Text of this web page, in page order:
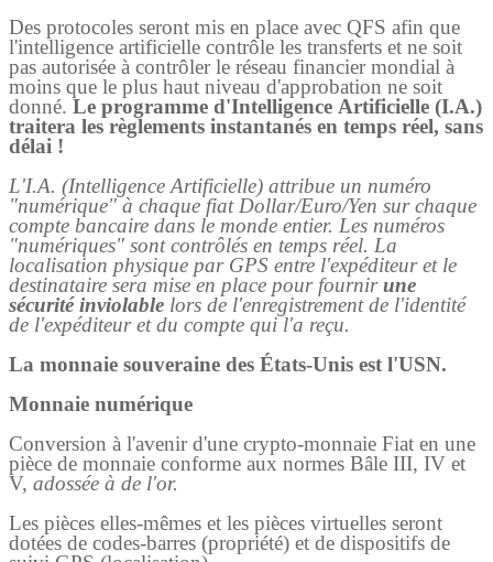
Des protocoles seront mis en place avec QFS afin que
l'intelligence artificielle contrôle les transferts et ne soit
pas autorisée à contrôler le réseau financier mondial à
moins que le plus haut niveau d'approbation ne soit
donné.Le programme d'Intelligence Artificielle (I.A.)
traitera les règlements instantanés en temps réel, sans
délai !
L'I.A. (Intelligence Artificielle) attribue un numéro
"numérique" à chaque fiat Dollar/Euro/Yen sur chaque
compte bancaire dans le monde entier. Les numéros
"numériques" sont contrôlés en temps réel. La
localisation physique par GPS entre l'expéditeur et le
destinataire sera mise en place pour fournirune
sécurité inviolable lors de l'enregistrement de l'identité
de l'expéditeur et du compte qui l'a reçu.
La monnaie souveraine des États-Unis est l'USN.
Monnaie numérique
Conversion à l'avenir d'une crypto-monnaie Fiat en une
pièce de monnaie conforme aux normes Bâle III, IV et
V,adossée à de l'or.
Les pièces elles-mêmes et les pièces virtuelles seront
dotées de codes-barres (propriété) et de dispositifs de